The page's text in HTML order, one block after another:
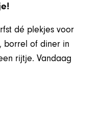
dé plekjes voor
borrel of diner in
rijtje. Vandaag